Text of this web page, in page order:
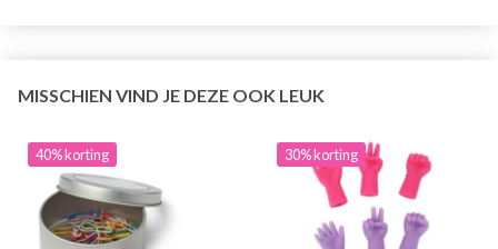
MISSCHIEN VIND JE DEZE OOK LEUK
40% korting 30% korting